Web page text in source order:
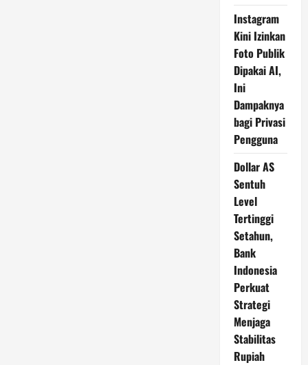
Instagram
Kini Izinkan
Foto Publik
Dipakai AI,
Ini
Dampaknya
bagi Privasi
Pengguna
Dollar AS
Sentuh
Level
Tertinggi
Setahun,
Bank
Indonesia
Perkuat
Strategi
Menjaga
Stabilitas
Rupiah